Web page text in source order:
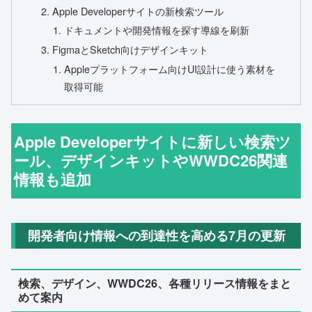
Apple Developerサイトの新検索ツール
ドキュメントや開発情報を探す導線を刷新
FigmaとSketch向けデザインキット
Appleプラットフォーム向けUI設計に使う素材を
取得可能
Apple Developerサイトに新しい検索ツ
ール、デザインキットやWWDC26関連
情報も追加
開発者向け情報への到達性を高める7月の更新
検索、デザイン、WWDC26、各種リリース情報をまと
めて案内